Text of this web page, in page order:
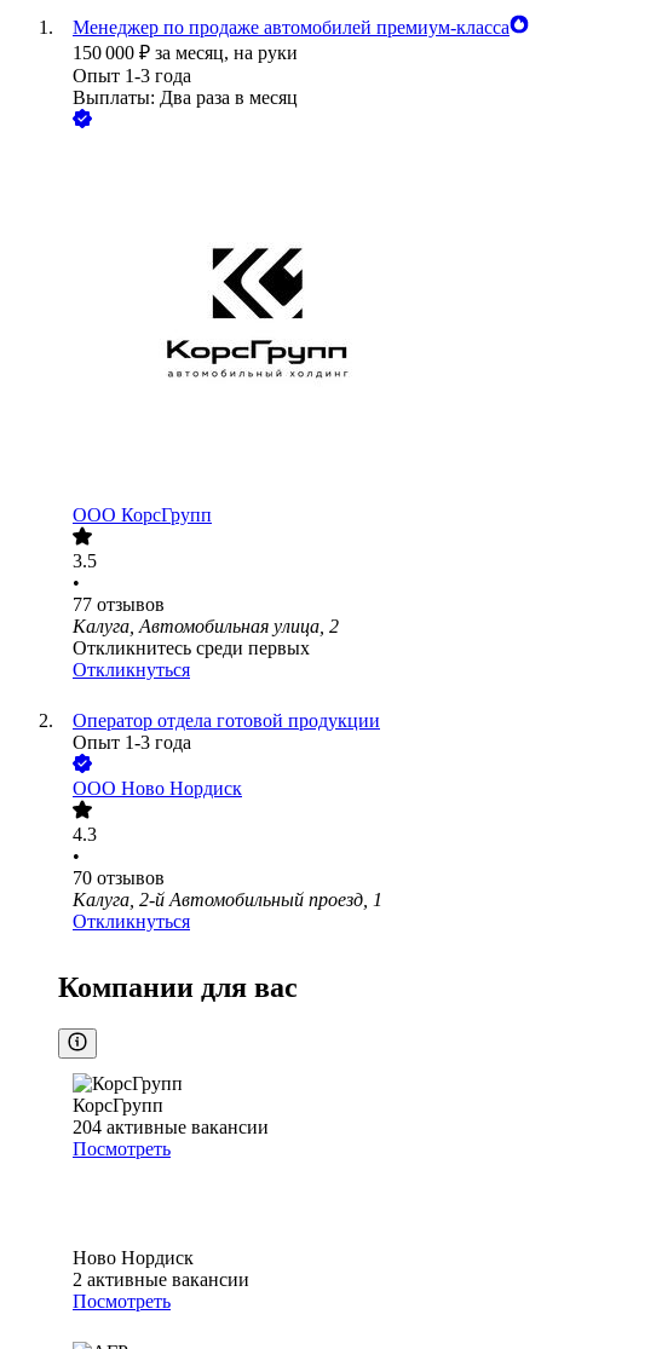
Менеджер по продаже автомобилей премиум‑класса
150 000 ₽ за месяц, на руки
Опыт 1-3 года
Выплаты: Два раза в месяц
ООО КорсГрупп
3.5
•
77 отзывов
Калуга, Автомобильная улица, 2
Откликнитесь среди первых
Откликнуться
Оператор отдела готовой продукции
Опыт 1-3 года
ООО Ново Нордиск
4.3
•
70 отзывов
Калуга, 2-й Автомобильный проезд, 1
Откликнуться
Компании для вас
КорсГрупп
204 активные вакансии
Посмотреть
Ново Нордиск
2 активные вакансии
Посмотреть